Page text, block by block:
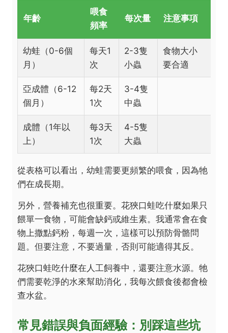
年齡
喂食
頻率
每次量 注意事項
幼蛙（0-6個
月）
每天1
次
2-3隻
小蟲
食物大小
要合適
亞成體（6-12
個月）
每2天
1次
3-4隻
中蟲
成體（1年以
上）
每3天
1次
4-5隻
大蟲
從表格可以看出，幼蛙需要更頻繁的喂食，因為牠
們在成長期。
另外，營養補充也很重要。花狹口蛙吃什麼如果只
餵單一食物，可能會缺鈣或維生素。我通常會在食
物上撒點鈣粉，每週一次，這樣可以預防骨骼問
題。但要注意，不要過量，否則可能適得其反。
花狹口蛙吃什麼在人工飼養中，還要注意水源。牠
們需要乾淨的水來幫助消化，我每次餵食後都會檢
查水盆。
常見錯誤與負面經驗：別踩這些坑